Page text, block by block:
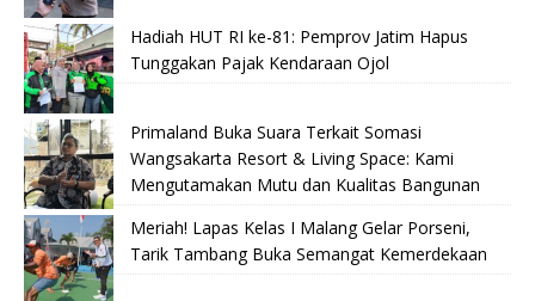
Hadiah HUT RI ke-81: Pemprov Jatim Hapus
Tunggakan Pajak Kendaraan Ojol
Primaland Buka Suara Terkait Somasi
Wangsakarta Resort & Living Space: Kami
Mengutamakan Mutu dan Kualitas Bangunan
Meriah! Lapas Kelas I Malang Gelar Porseni,
Tarik Tambang Buka Semangat Kemerdekaan